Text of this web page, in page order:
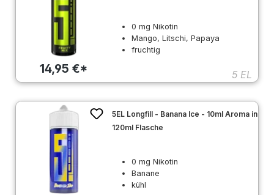
14,95 €*
0 mg Nikotin
Mango, Litschi, Papaya
fruchtig
5 EL
5EL Longfill - Banana Ice - 10ml Aroma in
120ml Flasche
0 mg Nikotin
Banane
kühl